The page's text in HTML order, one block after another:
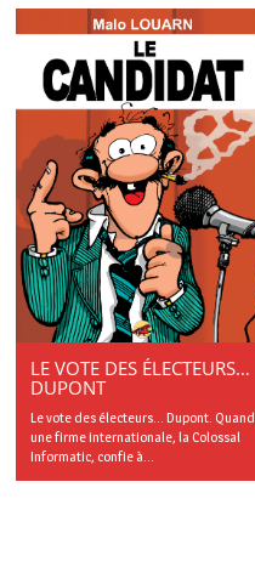
LE VOTE DES ÉLECTEURS…
DUPONT
Le vote des électeurs… Dupont. Quand
une firme internationale, la Colossal
Informatic, confie à...